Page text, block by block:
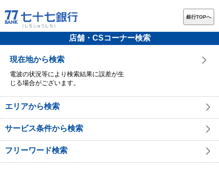
銀行TOPへ
店舗・CSコーナー検索
現在地から検索
電波の状況等により検索結果に誤差が生
じる場合がございます。
エリアから検索
サービス条件から検索
フリーワード検索